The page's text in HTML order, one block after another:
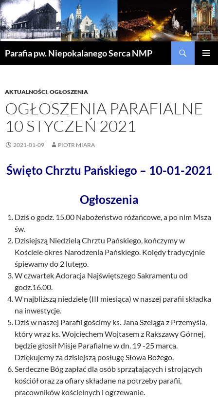
Parafia pw. Niepokalanego Serca NMP
AKTUALNOŚCI,OGŁOSZENIA
OGŁOSZENIA PARAFIALNE
10 STYCZEŃ 2021
2021-01-09 PIOTR MIARA
Święto Chrztu Pańskiego – 10-01-2021
Ogłoszenia
Dziś o godz. 15.00 Nabożeństwo różańcowe, a po nim Msza
św.
Dzisiejszą Niedzielą Chrztu Pańskiego, kończymy w
Kościele okres Narodzenia Pańskiego. Kolędy tradycyjnie
śpiewamy do 2 lutego.
W czwartek Adoracja Najświętszego Sakramentu od
godz.16.00.
W najbliższą niedzielę (III miesiąca) w naszej parafii składka
na inwestycje.
Dziś w naszej Parafii gościmy ks. Jana Szeląga z Przemyśla,
który wraz ks. Wojciechem Wojtasem z Rakszawy Górnej,
będzie głosił Misje Parafialne w dn. 19 -25 marca.
Dziękujemy za dzisiejszą posługę Słowa Bożego.
Serdeczne Bóg zapłać dla osób sprzątających i strojących
kościół oraz za ofiary składane na potrzeby parafii,
pracowników kościelnych i ogrzewanie.